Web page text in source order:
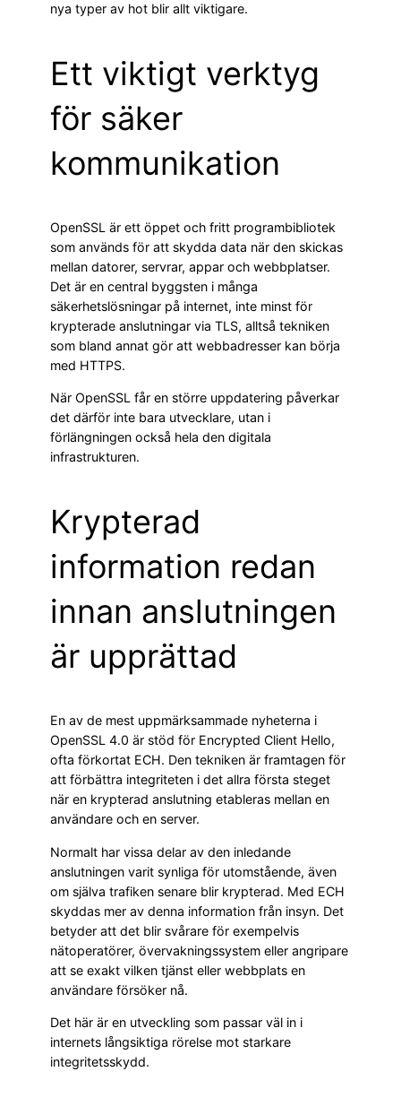
nya typer av hot blir allt viktigare.
Ett viktigt verktyg
för säker
kommunikation
OpenSSL är ett öppet och fritt programbibliotek
som används för att skydda data när den skickas
mellan datorer, servrar, appar och webbplatser.
Det är en central byggsten i många
säkerhetslösningar på internet, inte minst för
krypterade anslutningar via TLS, alltså tekniken
som bland annat gör att webbadresser kan börja
med HTTPS.
När OpenSSL får en större uppdatering påverkar
det därför inte bara utvecklare, utan i
förlängningen också hela den digitala
infrastrukturen.
Krypterad
information redan
innan anslutningen
är upprättad
En av de mest uppmärksammade nyheterna i
OpenSSL 4.0 är stöd för Encrypted Client Hello,
ofta förkortat ECH. Den tekniken är framtagen för
att förbättra integriteten i det allra första steget
när en krypterad anslutning etableras mellan en
användare och en server.
Normalt har vissa delar av den inledande
anslutningen varit synliga för utomstående, även
om själva trafiken senare blir krypterad. Med ECH
skyddas mer av denna information från insyn. Det
betyder att det blir svårare för exempelvis
nätoperatörer, övervakningssystem eller angripare
att se exakt vilken tjänst eller webbplats en
användare försöker nå.
Det här är en utveckling som passar väl in i
internets långsiktiga rörelse mot starkare
integritetsskydd.